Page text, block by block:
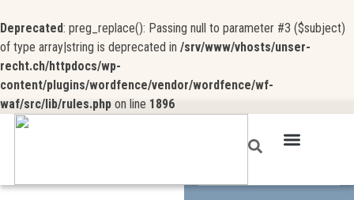
Deprecated: preg_replace(): Passing null to parameter #3 ($subject)
of type array|string is deprecated in /srv/www/vhosts/unser-
recht.ch/httpdocs/wp-
content/plugins/wordfence/vendor/wordfence/wf-
waf/src/lib/rules.php on line 1896